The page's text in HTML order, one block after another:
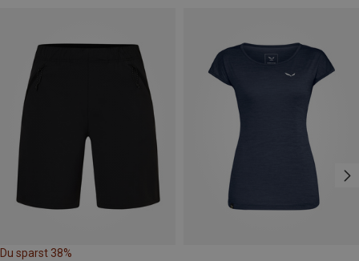
Du sparst 38%